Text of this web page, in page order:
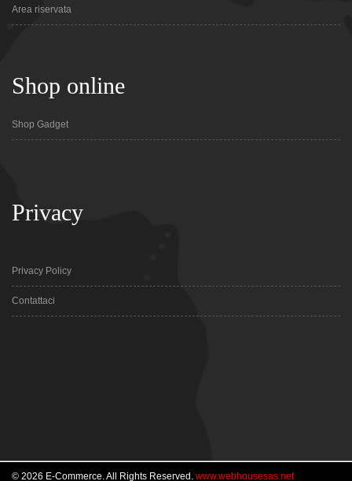
Area riservata
Shop online
Shop Gadget
Privacy
Privacy Policy
Contattaci
© 2026 E-Commerce. All Rights Reserved. www.webhousesas.net